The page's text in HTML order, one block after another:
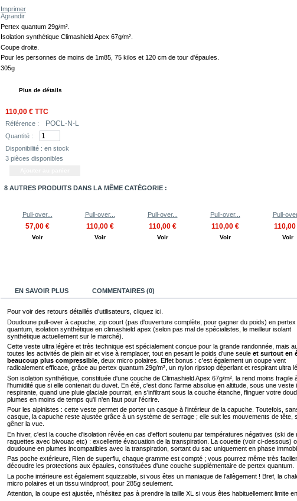
Imprimer
Agrandir
Pertex quantum 29g/m².
Isolation synthétique Climashield Apex 67g/m².
Coupe droite.
Pour les personnes de moins de 1m85, 75 kilos et 120 cm de tour d'épaules.
305g
Plus de détails
110,00 € TTC
Référence : POCL-N-L
Quantité :
Disponibilité : en stock
3 pièces disponibles
8 AUTRES PRODUITS DANS LA MÊME CATÉGORIE :
Pull-over...
57,00 €
Voir
Pull-over...
110,00 €
Voir
Pull-over...
110,00 €
Voir
Pull-over...
110,00 €
Voir
Pull-
110,00
Voir
EN SAVOIR PLUS COMMENTAIRES (0)
Pour voir des retours détaillés d'utilisateurs, cliquez ici.
Doudoune pull-over à capuche, zip court (pas d'ouverture complète, pour gagner du poids) en pertex
quantum, isolation synthétique en climashield apex (selon pas mal de spécialistes, le meilleur isolant
synthétique actuellement sur le marché).
Cette veste ultra légère et très technique est spécialement conçue pour la grande randonnée, mais
toutes les activités de plein air et vise à remplacer, tout en pesant le poids d'une seule et surtout en
beaucoup plus compressible, deux micro polaires. Effet bonus : c'est également un coupe vent
radicalement efficace, grâce au pertex quantum 29g/m², un nylon ripstop déperlant et respirant ultra
Son isolation synthétique, constituée d'une couche de Climashield Apex 67g/m², la rend moins fragile
l'humidité que si elle contenait du duvet. En été, c'est donc l'arme absolue en altitude, sous une veste
respirante, quand une pluie glaciale pourrait, en s'infiltrant sous la couche étanche, flinguer votre
plumes en moins de temps qu'il n'en faut pour l'écrire.
Pour les alpinistes : cette veste permet de porter un casque à l'intérieur de la capuche. Toutefois,
casque, la capuche reste ajustée grâce à un système de serrage ; elle suit les mouvements de tête,
gêner la vue.
En hiver, c'est la couche d'isolation rêvée en cas d'effort soutenu par températures négatives (ski de
raquettes avec bivouac etc) : excellente évacuation de la transpiration. La couette (voir ci-dessous)
doudoune en plumes incompatibles avec la transpiration, sortant du sac uniquement en phase
Pas poche extérieure, Rien de superflu, chaque gramme est compté ; vous pourrez même très
découdre les protections aux épaules, constituées d'une couche supplémentaire de pertex quantum.
La poche intérieure est également squizzable, si vous êtes un maniaque de l'allègement ! Bref, la
micro polaires et un tissu windproof, pour 285g seulement.
Attention, la coupe est ajustée, n'hésitez pas à prendre la taille XL si vous êtes habituellement limite